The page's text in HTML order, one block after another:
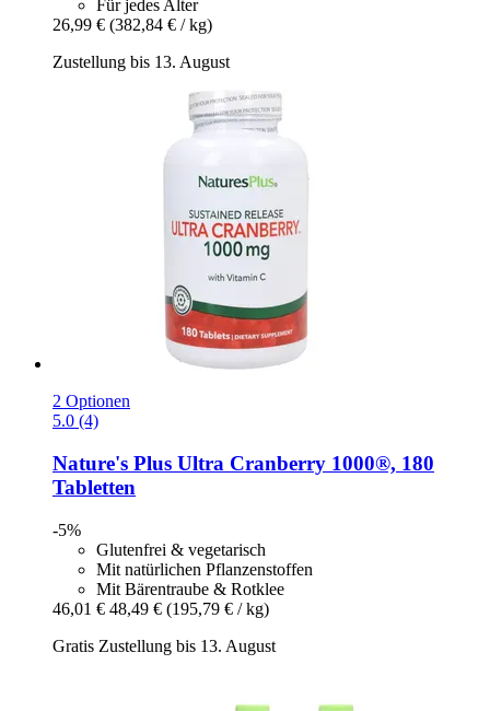
Für jedes Alter
26,99 € (382,84 € / kg)
Zustellung bis 13. August
2 Optionen
5.0 (4)
Nature's Plus Ultra Cranberry 1000®, 180
Tabletten
-5%
Glutenfrei & vegetarisch
Mit natürlichen Pflanzenstoffen
Mit Bärentraube & Rotklee
46,01 € 48,49 € (195,79 € / kg)
Gratis Zustellung bis 13. August